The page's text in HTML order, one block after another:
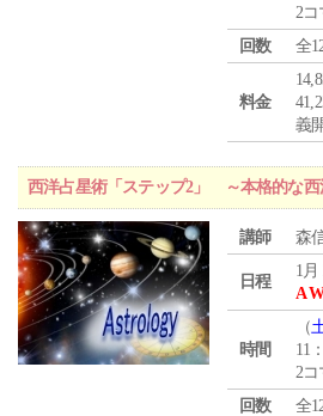
2コ
回数
全
料金
義
西洋占星術「ステップ2」 ～本格的な西
講師 森
日程
1月
A
時間
（
11
2コ
回数
全